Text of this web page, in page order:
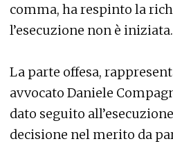
comma, ha respinto la
l’esecuzione non è iniziata.
La parte offesa,
avvocato Daniele
dato seguito
decisione nel merito da